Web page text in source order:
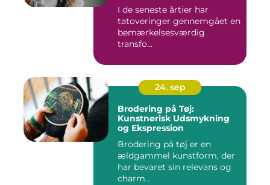
I de seneste årtier har
tatoveringer gennemgået en
bemærkelsesværdig
transfo...
24. sep
Brodering på Tøj:
Kunstnerisk Udsmykning
og Ekspression
Brodering på tøj er en
ældgammel kunstform, der
har bevaret sin relevans og
charm...